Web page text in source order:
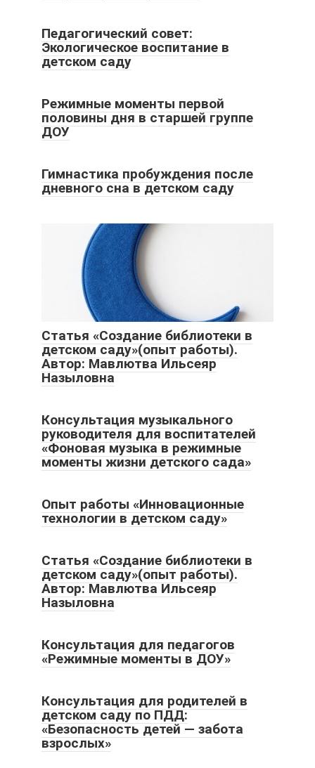
Педагогический совет:
Экологическое воспитание в
детском саду
Режимные моменты первой
половины дня в старшей группе
ДОУ
Гимнастика пробуждения после
дневного сна в детском саду
Статья «Создание библиотеки в
детском саду»(опыт работы).
Автор: Мавлютва Ильсеяр
Назыловна
Консультация музыкального
руководителя для воспитателей
«Фоновая музыка в режимные
моменты жизни детского сада»
Опыт работы «Инновационные
технологии в детском саду»
Статья «Создание библиотеки в
детском саду»(опыт работы).
Автор: Мавлютва Ильсеяр
Назыловна
Консультация для педагогов
«Режимные моменты в ДОУ»
Консультация для родителей в
детском саду по ПДД:
«Безопасность детей — забота
взрослых»